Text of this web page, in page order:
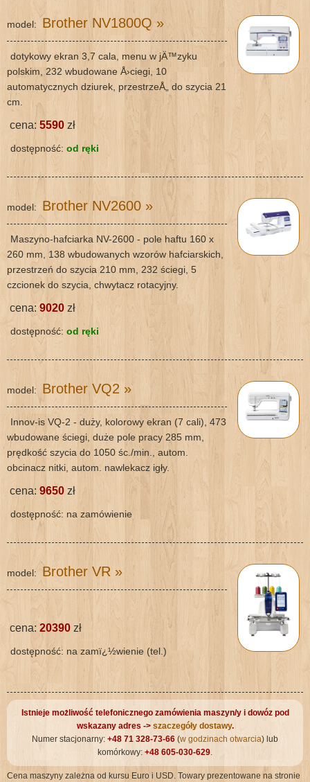
model: Brother NV1800Q »
dotykowy ekran 3,7 cala, menu w jÄ™zyku
polskim, 232 wbudowane Å›ciegi, 10
automatycznych dziurek, przestrzeÅ„ do szycia 21
cm.
cena: 5590 zł
dostępność: od ręki
model: Brother NV2600 »
Maszyno-hafciarka NV-2600 - pole haftu 160 x
260 mm, 138 wbudowanych wzorów hafciarskich,
przestrzeń do szycia 210 mm, 232 ściegi, 5
czcionek do szycia, chwytacz rotacyjny.
cena: 9020 zł
dostępność: od ręki
model: Brother VQ2 »
Innov-is VQ-2 - duży, kolorowy ekran (7 cali), 473
wbudowane ściegi, duże pole pracy 285 mm,
prędkość szycia do 1050 śc./min., autom.
obcinacz nitki, autom. nawlekacz igły.
cena: 9650 zł
dostępność: na zamówienie
model: Brother VR »
cena: 20390 zł
dostępność: na zamï¿½wienie (tel.)
Istnieje możliwość telefonicznego zamówienia maszyn/y i dowóz pod
wskazany adres -> szaczegóły dostawy.
Numer stacjonarny: +48 71 328-73-66 (w godzinach otwarcia) lub
komórkowy: +48 605-030-629.
Cena maszyny zależna od kursu Euro i USD. Towary prezentowane na stronie